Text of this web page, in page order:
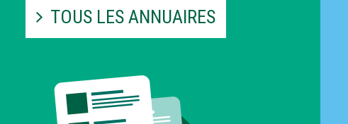
TOUS LES ANNUAIRES